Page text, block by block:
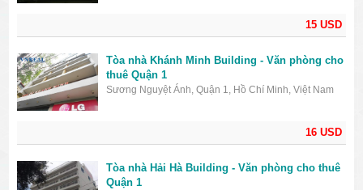
15 USD
16 USD
Tòa nhà Khánh Minh Building - Văn phòng cho
thuê Quận 1
Sương Nguyệt Ánh, Quận 1, Hồ Chí Minh, Việt Nam
Tòa nhà Hải Hà Building - Văn phòng cho thuê
Quận 1